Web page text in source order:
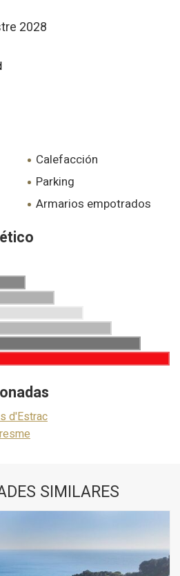
2028
calefacción
parking
armarios empotrados
d'Estrac
SIMILARES
web y mostrar publicidad
navegación del usuario.